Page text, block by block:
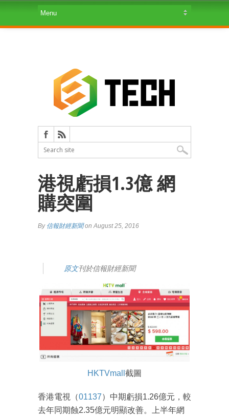
港視虧損1.3億 網
購突圍
By 信報財經新聞on August 25, 2016
原文刊於信報財經新聞
HKTVmall 截圖
香港電視（01137）中期虧損1.26億元，較
去年同期蝕2.35億元明顯改善。上半年網